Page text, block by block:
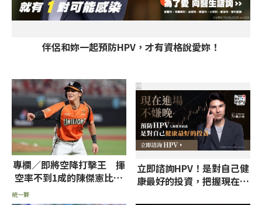
伴侶和妳一起預防HPV，才有資格說愛妳！
專欄／即將空降打擊王 揮
空率不到1成的陳傑憲比張
統一獅
立即諮詢HPV！是對自己健
康最好的投資，把握現在不
PR